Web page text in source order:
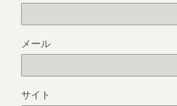
メール
サイト